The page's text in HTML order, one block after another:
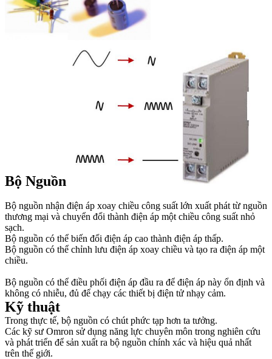
Bộ Nguồn
Bộ nguồn nhận điện áp xoay chiều công suất lớn xuất phát từ nguồn
thương mại và chuyển đổi thành điện áp một chiều công suất nhỏ
sạch.
Bộ nguồn có thể biến đổi điện áp cao thành điện áp thấp.
Bộ nguồn có thể chỉnh lưu điện áp xoay chiều và tạo ra điện áp một
chiều.
Bộ nguồn có thể điều phối điện áp đầu ra để điện áp này ổn định và
không có nhiễu, đủ để chạy các thiết bị điện tử nhạy cảm.
Kỹ thuật
Trong thực tế, bộ nguồn có chút phức tạp hơn ta tưởng.
Các kỹ sư Omron sử dụng năng lực chuyên môn trong nghiên cứu
và phát triển để sản xuất ra bộ nguồn chính xác và hiệu quả nhất
trên thế giới.